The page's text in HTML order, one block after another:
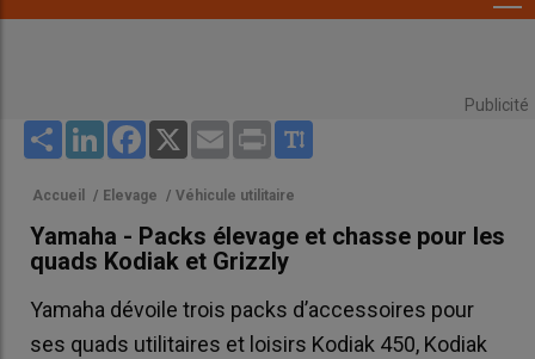
Publicité
Share LinkedInFacebook
X Email Print
Accueil / Elevage / Véhicule utilitaire
Yamaha - Packs élevage et chasse pour les
quads Kodiak et Grizzly
Yamaha dévoile trois packs d’accessoires pour
ses quads utilitaires et loisirs Kodiak 450, Kodiak